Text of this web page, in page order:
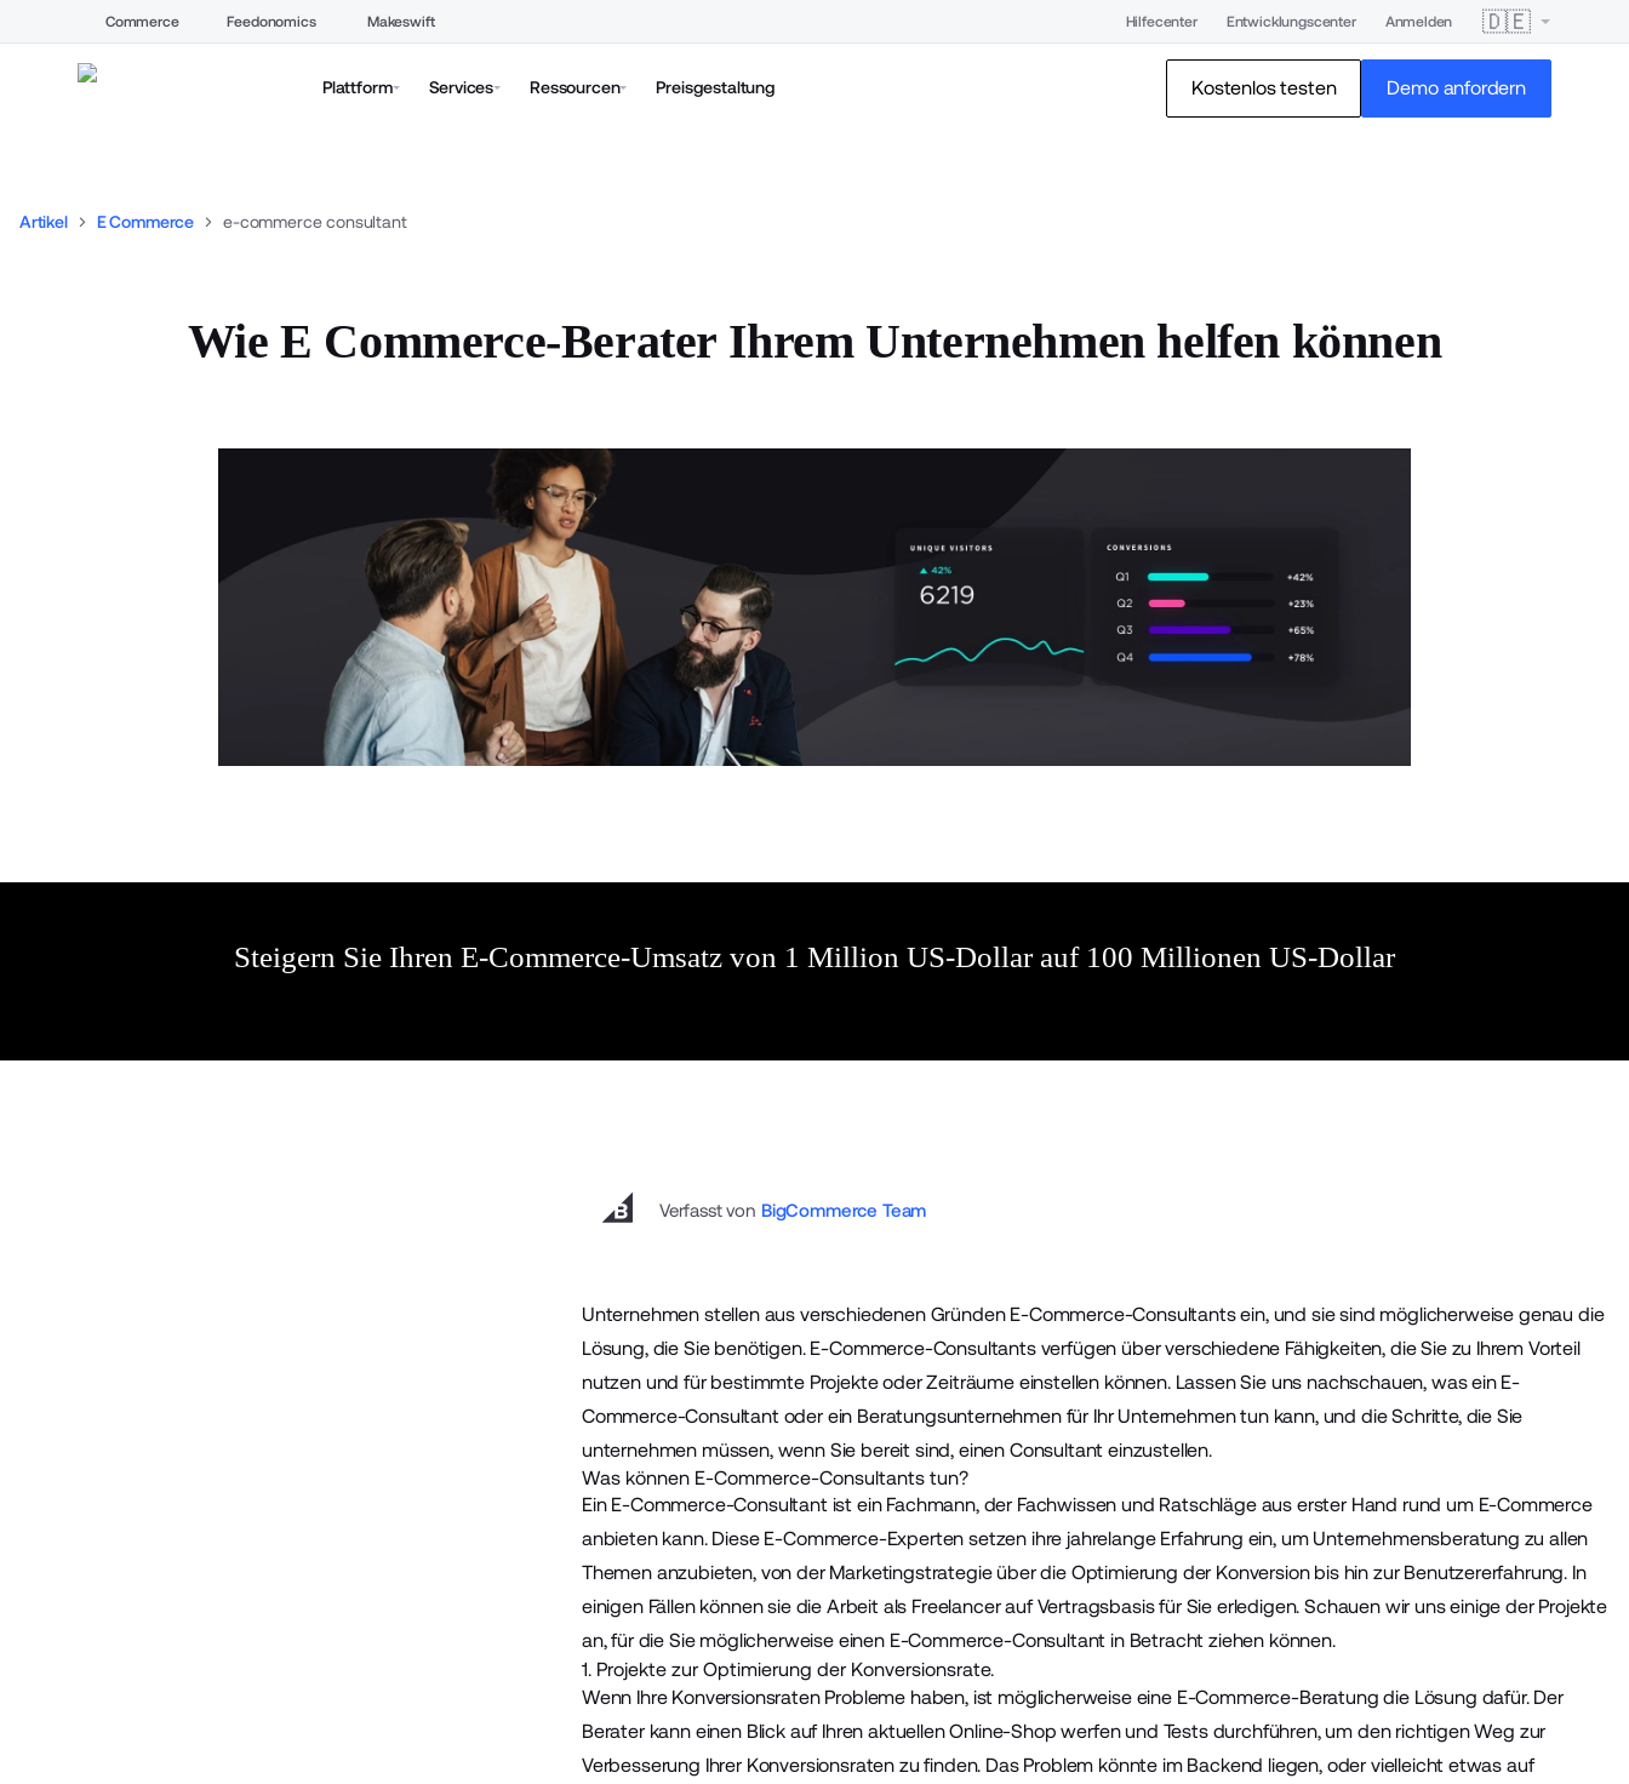
Commerce Feedonomics Makeswift Hilfecenter Entwicklungscenter Anmelden 🇩🇪
Plattform Services Ressourcen Preisgestaltung Kostenlos testen Demo anfordern
Artikel E Commerce e-commerce consultant
Wie E Commerce-Berater Ihrem Unternehmen helfen können
Steigern Sie Ihren E-Commerce-Umsatz von 1 Million US-Dollar auf 100 Millionen US-Dollar
Verfasst von BigCommerce Team
Unternehmen stellen aus verschiedenen Gründen E-Commerce-Consultantsein, und sie sind möglicherweise genau die
Lösung, die Sie benötigen. E-Commerce-Consultants verfügen über verschiedene Fähigkeiten, die Sie zu Ihrem Vorteil
nutzen und für bestimmte Projekte oder Zeiträume einstellen können. Lassen Sie uns nachschauen, was ein E-
Commerce-Consultant oder ein Beratungsunternehmen für Ihr Unternehmen tun kann, und die Schritte, die Sie
unternehmen müssen, wenn Sie bereit sind, einen Consultant einzustellen.
Was können E-Commerce-Consultants tun?
Ein E-Commerce-Consultant ist ein Fachmann, der Fachwissen und Ratschläge aus erster Hand rund um E-Commerce
anbieten kann. Diese E-Commerce-Experten setzen ihre jahrelange Erfahrung ein, um Unternehmensberatung zu allen
Themen anzubieten, von der Marketingstrategie über die Optimierung der Konversion bis hin zur Benutzererfahrung. In
einigen Fällen können sie die Arbeit als Freelancer auf Vertragsbasis für Sie erledigen. Schauen wir uns einige der Projekte
an, für die Sie möglicherweise einen E-Commerce-Consultant in Betracht ziehen können.
1. Projekte zur Optimierung der Konversionsrate.
Wenn Ihre KonversionsratenProbleme haben, ist möglicherweise eine E-Commerce-Beratung die Lösung dafür. Der
Berater kann einen Blick auf Ihren aktuellen Online-Shop werfen und Tests durchführen, um den richtigen Weg zur
Verbesserung Ihrer Konversionsraten zu finden. Das Problem könnte im Backend liegen, oder vielleicht etwas auf